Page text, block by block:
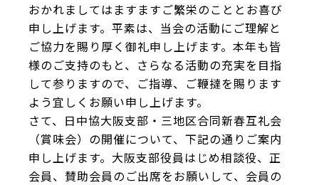
おかれましてはますますご繁栄のこととお喜び
申し上げます。平素は、当会の活動にご理解と
ご協力を賜り厚く御礼申し上げます。本年も皆
様のご支持のもと、さらなる活動の充実を目指
して参りますので、ご指導、ご鞭撻を賜ります
よう宜しくお願い申し上げます。
さて、日中協大阪支部・三地区合同新春互礼会
（賞味会）の開催について、下記の通りご案内
申し上げます。大阪支部役員はじめ相談役、正
会員、賛助会員のご出席をお願いして、会員の